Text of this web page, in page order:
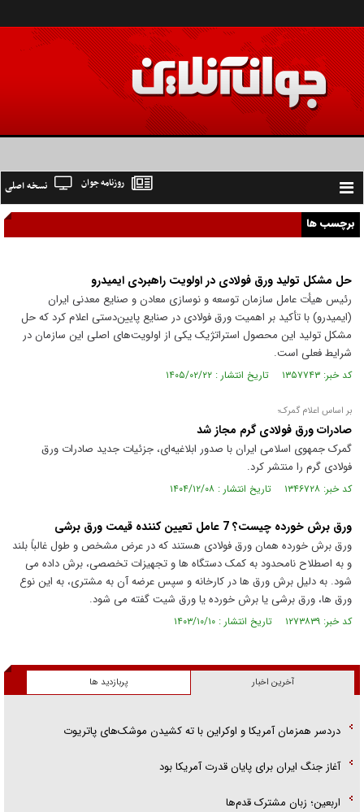
Toggle
navigation
نسخه اصلی روزنامه جوان
برچسب ها
حل مشکل تولید ورق فولادی در اولویت راهبردی ایمیدرو
رئیس هیأت عامل سازمان توسعه و نوسازی معادن و صنایع معدنی ایران
(ایمیدرو) با تأکید بر اهمیت ورق فولادی در صنایع پایین‌دستی اعلام کرد که حل
مشکل تولید این محصول استراتژیک یکی از اولویت‌های اصلی این سازمان در
شرایط فعلی است.
کد خبر: ۱۳۵۷۷۴۳ تاریخ انتشار : ۱۴۰۵/۰۲/۲۲
بر اساس اعلام گمرک؛
صادرات ورق فولادی گرم مجاز شد
گمرک جمهوی اسلامی ایران با صدور ابلاغیه‌ای، جزئیات جدید صادرات ورق
فولادی گرم را منتشر کرد.
کد خبر: ۱۳۴۶۷۲۸ تاریخ انتشار : ۱۴۰۴/۱۲/۰۸
ورق برش خورده چیست؟ 7 عامل تعیین کننده قیمت ورق برشی
ورق برش خورده همان ورق فولادی هستند که در عرض مشخص و طول غالباً بلند
و به اصطلاح نامحدود به کمک دستگاه ها و تجهیزات تخصصی، برش داده می
شود. به دلیل برش ورق ها در کارخانه و سپس عرضه آن به مشتری، به این نوع
ورق ها، ورق برشی یا برش خورده یا ورق شیت گفته می شود.
کد خبر: ۱۲۷۳۸۳۹ تاریخ انتشار : ۱۴۰۳/۱۰/۱۰
آخرین اخبار پربازدید ها
دردسر همزمان آمریکا و اوکراین با ته کشیدن موشک‌های پاتریوت
آغاز جنگ ایران برای پایان قدرت آمریکا بود
اربعین؛ زبان مشترک قدم‌ها